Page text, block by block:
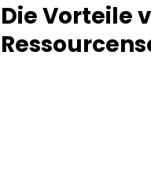
Die Vorteile